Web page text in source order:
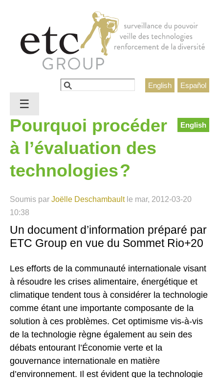
Español
English
Formulaire de recherche
Rechercher
English
Pourquoi procéder
à l’évaluation des
technologies ?
Soumis par Joëlle Deschambaultle mar, 2012-03-20
10:38
Un document d’information préparé par
ETC Group en vue du Sommet Rio+20
Les efforts de la communauté internationale visant
à résoudre les crises alimentaire, énergétique et
climatique tendent tous à considérer la technologie
comme étant une importante composante de la
solution à ces problèmes. Cet optimisme vis-à-vis
de la technologie règne également au sein des
débats entourant l’Économie verte et la
gouvernance internationale en matière
d’environnement. Il est évident que la technologie
☰